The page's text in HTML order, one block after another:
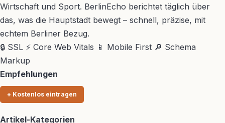
Wirtschaft und Sport. BerlinEcho berichtet täglich über
das, was die Hauptstadt bewegt – schnell, präzise, mit
echtem Berliner Bezug.
🔒 SSL ⚡ Core Web Vitals 📱 Mobile First 🔎 Schema
Markup
Empfehlungen
+ Kostenlos eintragen
Artikel-Kategorien